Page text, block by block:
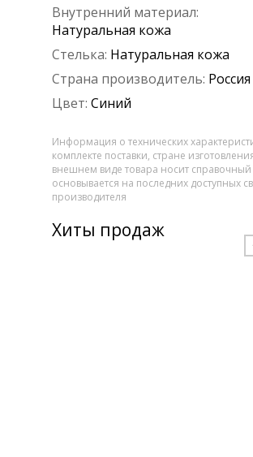
Внутренний материал:
Натуральная кожа
Стелька: Натуральная кожа
Страна производитель: Россия
Цвет: Синий
Информация о технических
комплекте поставки, стране
внешнем виде товара носит справочный
основывается на последних доступных
производителя
Хиты продаж